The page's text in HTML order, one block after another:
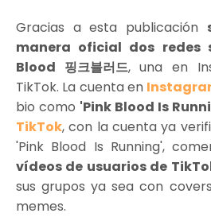
Gracias a esta publicación
manera oficial dos redes
Blood 핑크블러드, una en
TikTok. La cuenta en
bio como 'Pink Blood Is
TikTok, con la cuenta ya
'Pink Blood Is Running',
vídeos de usuarios de
sus grupos ya sea con
memes.